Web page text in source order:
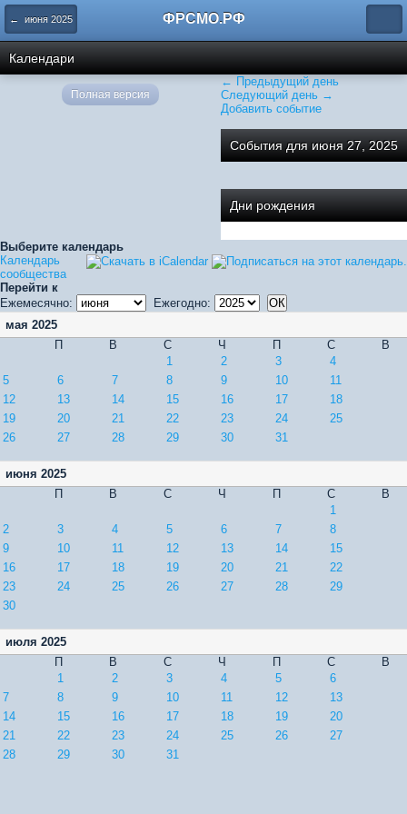
← июня 2025 ФРСМО.РФ
Календари
← Предыдущий день
Следующий день →
Добавить событие
События для июня 27, 2025
Дни рождения
Выберите календарь
Календарь
сообщества
Перейти к
Ежемесячно:
Ежегодно:
мая 2025
П
В С Ч П С
В
1
2 3
4
5
6 7 8 9 10
11
12
13 14 15 16 17
18
19
20 21 22 23 24
25
26
27 28 29 30 31
июня 2025
П
В С Ч П С
В
1
2
3 4 5 6 7
8
9
10 11 12 13 14
15
16
17 18 19 20 21
22
23
24 25 26 27 28
29
30
июля 2025
П
В С Ч П С
В
1
2 3 4 5
6
7
8 9 10 11 12
13
14
15 16 17 18 19
20
21
22 23 24 25 26
27
28
29 30 31
Полная версия